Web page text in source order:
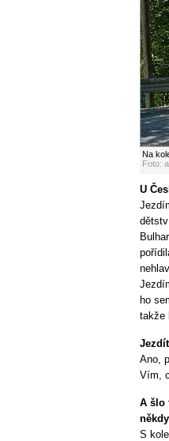
Na
Foto:
U
ho
takže
Ano,
Vím,
A šlo
S